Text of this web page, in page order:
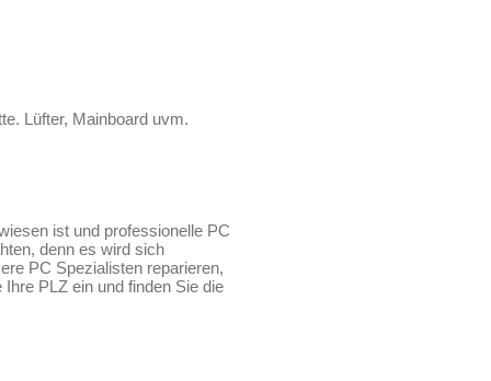
Lüfter, Mainboard uvm.
ist und professionelle PC
denn es wird sich
PC Spezialisten reparieren,
PLZ ein und finden Sie die